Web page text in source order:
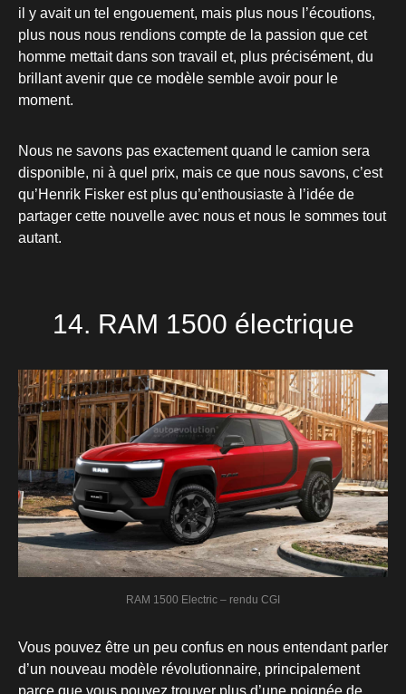
il y avait un tel engouement, mais plus nous l’écoutions,
plus nous nous rendions compte de la passion que cet
homme mettait dans son travail et, plus précisément, du
brillant avenir que ce modèle semble avoir pour le
moment.
Nous ne savons pas exactement quand le camion sera
disponible, ni à quel prix, mais ce que nous savons, c’est
qu’Henrik Fisker est plus qu’enthousiaste à l’idée de
partager cette nouvelle avec nous et nous le sommes tout
autant.
14. RAM 1500 électrique
RAM 1500 Electric – rendu CGI
Vous pouvez être un peu confus en nous entendant parler
d’un nouveau modèle révolutionnaire, principalement